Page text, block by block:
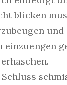
blicken